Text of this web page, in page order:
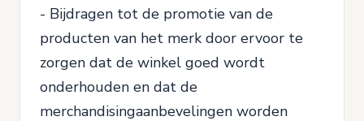
- Bijdragen tot de promotie van de
producten van het merk door ervoor te
zorgen dat de winkel goed wordt
onderhouden en dat de
merchandisingaanbevelingen worden